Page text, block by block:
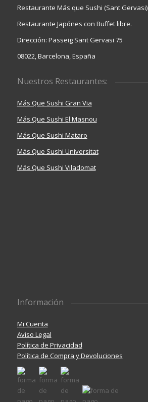
Restaurante Más que Sushi (Sant Gervasi)
Restaurante Japónes con Buffet libre.
Dirección: Passeig Sant Gervasi 75
08022, Barcelona, España
Nuestros Restaurantes:
Más Que Sushi Gran Via
Más Que Sushi El Masnou
Más Que Sushi Mataro
Más Que Sushi Universitat
Más Que Sushi Viladomat
Información
Mi Cuenta
Aviso Legal
Política de Privacidad
Política de Compra y Devoluciones